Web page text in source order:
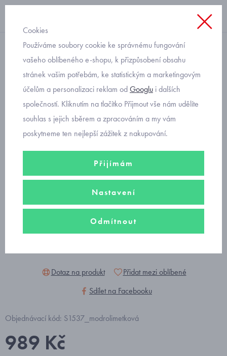
chlapecké
Primigi 1890122 sandále pro
kluky
Dotaz na produkt
Přidat mezi oblíbené
Sdílet na Facebooku
Objednávací kód: S1537_modrolimetková
989 Kč
Cookies
Používáme soubory cookie ke správnému fungování
vašeho oblíbeného e-shopu, k přizpůsobení obsahu
stránek vašim potřebám, ke statistickým a marketingovým
účelům a personalizaci reklam odGooglu i dalších
společností. Kliknutím na tlačítko Přijmout vše nám udělíte
souhlas s jejich sběrem a zpracováním a my vám
poskytneme ten nejlepší zážitek z nakupování.
Přijímám
Nastavení
Odmítnout